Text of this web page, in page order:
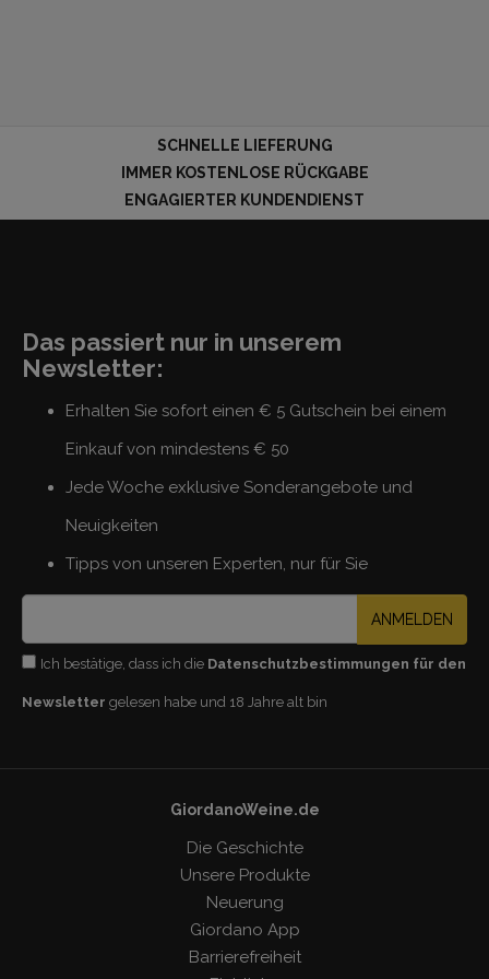
SCHNELLE LIEFERUNG
IMMER KOSTENLOSE RÜCKGABE
ENGAGIERTER KUNDENDIENST
Das passiert nur in unserem
Newsletter:
Erhalten Sie sofort einen € 5 Gutschein bei einem
Einkauf von mindestens € 50
Jede Woche exklusive Sonderangebote und
Neuigkeiten
Tipps von unseren Experten, nur für Sie
ANMELDEN
Ich bestätige, dass ich die Datenschutzbestimmungen für den
Newsletter gelesen habe und 18 Jahre alt bin
GiordanoWeine.de
Die Geschichte
Unsere Produkte
Neuerung
Giordano App
Barrierefreiheit